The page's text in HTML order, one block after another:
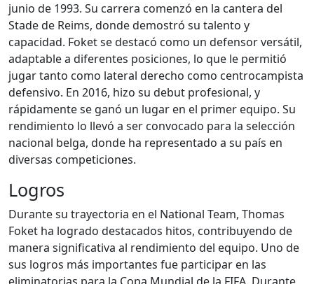
junio de 1993. Su carrera comenzó en la cantera del
Stade de Reims, donde demostró su talento y
capacidad. Foket se destacó como un defensor versátil,
adaptable a diferentes posiciones, lo que le permitió
jugar tanto como lateral derecho como centrocampista
defensivo. En 2016, hizo su debut profesional, y
rápidamente se ganó un lugar en el primer equipo. Su
rendimiento lo llevó a ser convocado para la selección
nacional belga, donde ha representado a su país en
diversas competiciones.
Logros
Durante su trayectoria en el National Team, Thomas
Foket ha logrado destacados hitos, contribuyendo de
manera significativa al rendimiento del equipo. Uno de
sus logros más importantes fue participar en las